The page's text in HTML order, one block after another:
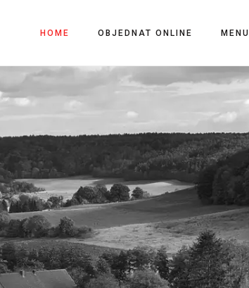
HOME OBJEDNAT ONLINE MENU